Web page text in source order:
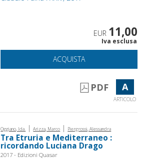
EUR 11,00
Iva esclusa
ACQUISTA
PDF A
ARTICOLO
Oggiano, Ida. | Arizza, Marco | Piergrossi, Alessandra
Tra Etruria e Mediterraneo :
ricordando Luciana Drago
2017 - Edizioni Quasar